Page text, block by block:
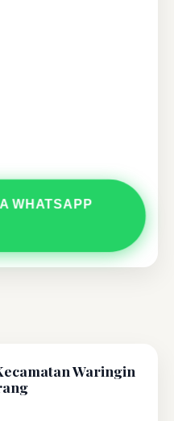
WHATSAPP
Waringin